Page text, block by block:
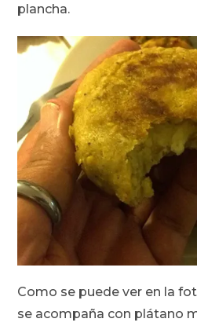
plancha.
Como se puede ver en la
se acompaña con plátano